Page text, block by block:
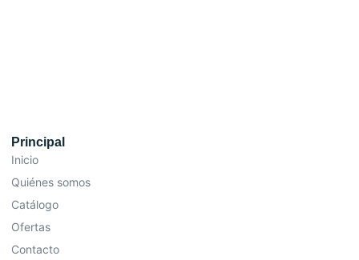
Principal
Inicio
Quiénes somos
Catálogo
Ofertas
Contacto